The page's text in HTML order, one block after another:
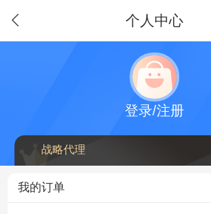
个人中心
登录/注册
战略代理
我的订单